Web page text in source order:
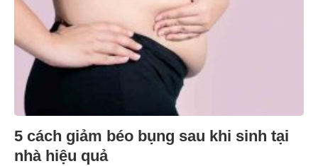
5 cách giảm béo bụng sau khi sinh tại
nhà hiệu quả